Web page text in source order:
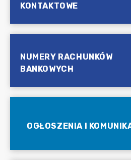
KONTAKTOWE
NUMERY RACHUNKÓW
BANKOWYCH
OGŁOSZENIA I